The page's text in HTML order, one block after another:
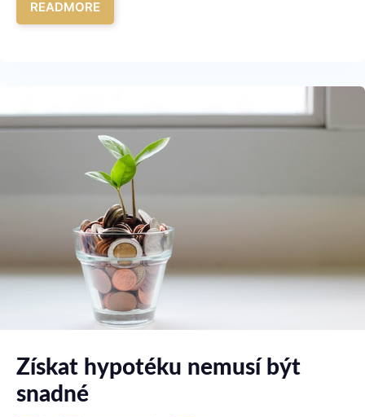
READMORE
Získat hypotéku nemusí být
snadné